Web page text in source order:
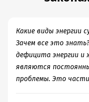
Какие виды энергии
Зачем все это
дефицита энергии и
являются
проблемы. Это